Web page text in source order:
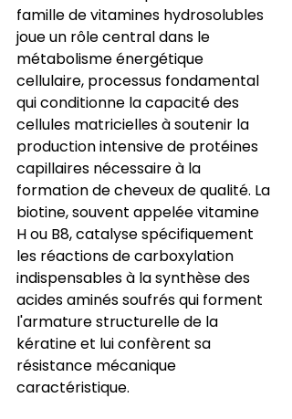
famille de vitamines hydrosolubles
joue un rôle central dans le
métabolisme énergétique
cellulaire, processus fondamental
qui conditionne la capacité des
cellules matricielles à soutenir la
production intensive de protéines
capillaires nécessaire à la
formation de cheveux de qualité. La
biotine, souvent appelée vitamine
H ou B8, catalyse spécifiquement
les réactions de carboxylation
indispensables à la synthèse des
acides aminés soufrés qui forment
l'armature structurelle de la
kératine et lui confèrent sa
résistance mécanique
caractéristique.